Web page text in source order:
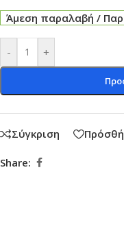
Άμεση παραλαβή /
- +
Σύγκριση
Share: